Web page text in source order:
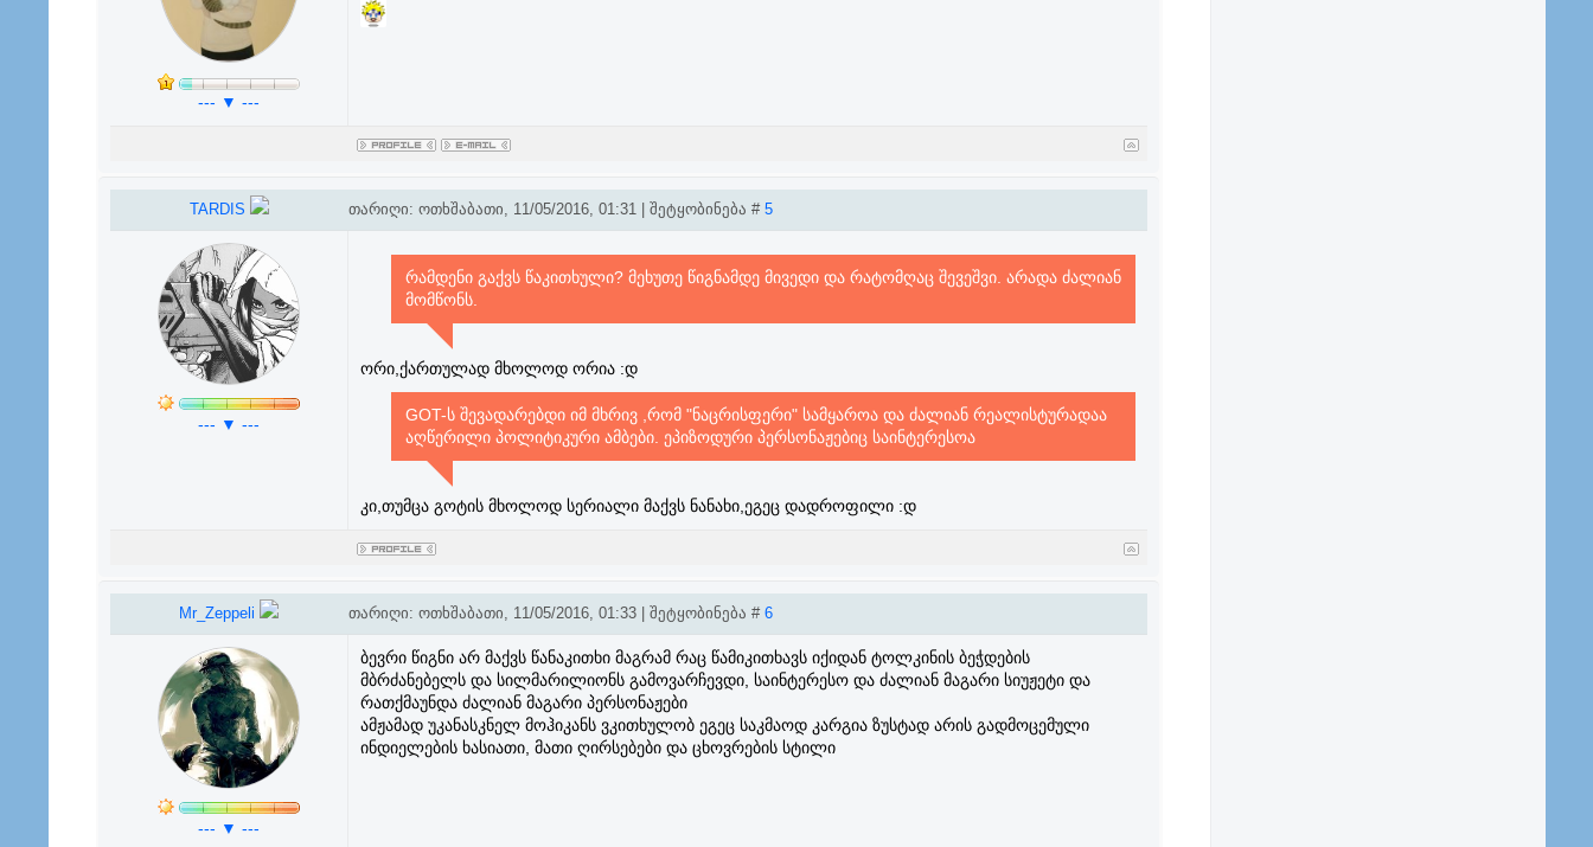
--- ▼ ---
TARDIS თარიღი: ოთხშაბათი, 11/05/2016, 01:31 | შეტყობინება # 5
--- ▼ ---
რამდენი გაქვს წაკითხული? მეხუთე წიგნამდე მივედი და რატომღაც შევეშვი. არადა ძალიან
მომწონს.
ორი,ქართულად მხოლოდ ორია :დ
GOT-ს შევადარებდი იმ მხრივ ,რომ "ნაცრისფერი" სამყაროა და ძალიან რეალისტურადაა
აღწერილი პოლიტიკური ამბები. ეპიზოდური პერსონაჟებიც საინტერესოა
კი,თუმცა გოტის მხოლოდ სერიალი მაქვს ნანახი,ეგეც დადროფილი :დ
Mr_Zeppeli თარიღი: ოთხშაბათი, 11/05/2016, 01:33 | შეტყობინება # 6
--- ▼ ---
ბევრი წიგნი არ მაქვს წანაკითხი მაგრამ რაც წამიკითხავს იქიდან ტოლკინის ბეჭდების
მბრძანებელს და სილმარილიონს გამოვარჩევდი, საინტერესო და ძალიან მაგარი სიუჟეტი და
რათქმაუნდა ძალიან მაგარი პერსონაჟები
ამჟამად უკანასკნელ მოჰიკანს ვკითხულობ ეგეც საკმაოდ კარგია ზუსტად არის გადმოცემული
ინდიელების ხასიათი, მათი ღირსებები და ცხოვრების სტილი